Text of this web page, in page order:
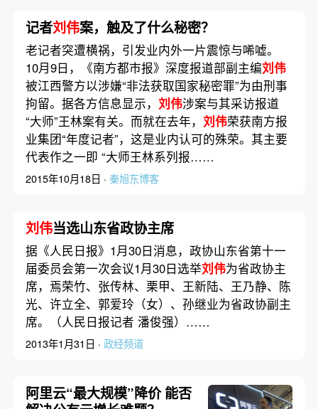
记者刘伟案，触及了什么秘密？
老记者突遭横祸，引发业内外一片震惊与唏嘘。
10月9日，《南方都市报》深度报道部副主编刘伟
被江西警方以涉嫌“非法获取国家秘密罪”为由刑事
拘留。据各方信息显示， 刘伟涉案与其采访报道
“大师”王林案有关。而就在去年， 刘伟荣获南方报
业集团“年度记者”，这是业内认可的殊荣。其主要
代表作之一即 “大师王林系列报……
2015年10月18日 · 秦旭东博客
刘伟当选山东省政协主席
据《人民日报》1月30日消息，政协山东省第十一
届委员会第一次会议1月30日选举刘伟为省政协主
席，焉荣竹、张传林、栗甲、王新陆、王乃静、陈
光、许立全、郭爱玲（女）、孙继业为省政协副主
席。（人民日报记者 潘俊强）……
2013年1月31日 · 政经频道
阿里云“最大规模”降价 能否